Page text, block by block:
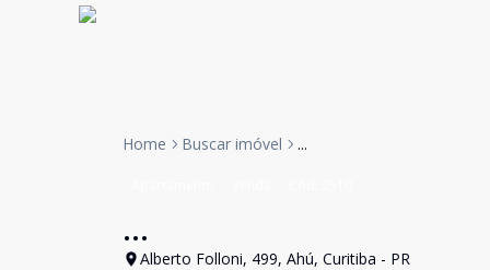
Home Buscar imóvel ...
...
Alberto Folloni, 499, Ahú, Curitiba - PR